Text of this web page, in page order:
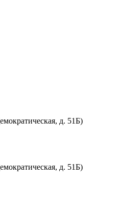
д. 51Б)
д. 51Б)